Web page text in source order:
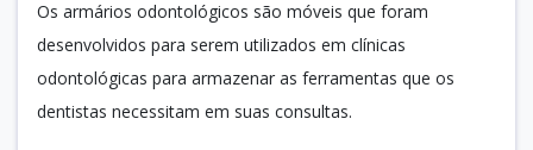
Os armários odontológicos são móveis que foram
desenvolvidos para serem utilizados em clínicas
odontológicas para armazenar as ferramentas que os
dentistas necessitam em suas consultas.